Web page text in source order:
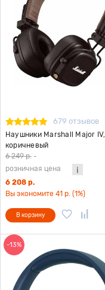
679 отзывов
Наушники Marshall Major IV,
коричневый
6 249 р. -
розничная цена
6 208 р.
Вы экономите 41 р. (1%)
В корзину
-13%